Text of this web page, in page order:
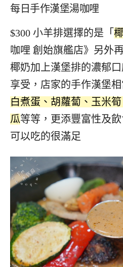
每日手作漢堡湯咖哩
$300 小羊排選擇的是「
咖哩 創始旗艦店》另外
椰奶加上漢堡排的濃郁
享受，店家的手作漢堡
白煮蛋、胡蘿蔔、玉米
瓜等等，更添豐富性及
可以吃的很滿足